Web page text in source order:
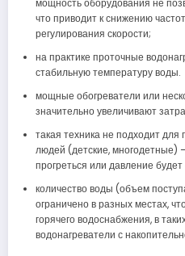
мощность оборудования не
что приводит к снижению
регулирования скорости;
на практике проточные
стабильную температуру воды.
мощные обогреватели или
значительно увеличивают
такая техника не подходит
людей (детские, многодетные)
прогреться или давление
количество воды (объем
ограничено в разных местах,
горячего водоснабжения, в
водонагреватели с